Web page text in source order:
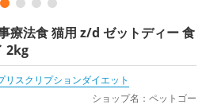
療法食 猫用 z/d ゼットディー 食
2kg
リスクリプションダイエット
ショップ名：ペットゴー